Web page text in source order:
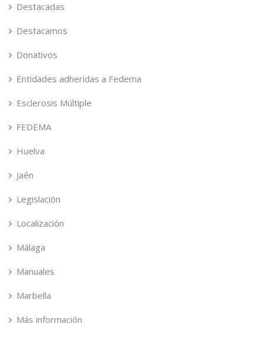
Destacadas
Destacamos
Donativos
Entidades adheridas a Fedema
Esclerosis Múltiple
FEDEMA
Huelva
Jaén
Legislación
Localización
Málaga
Manuales
Marbella
Más información